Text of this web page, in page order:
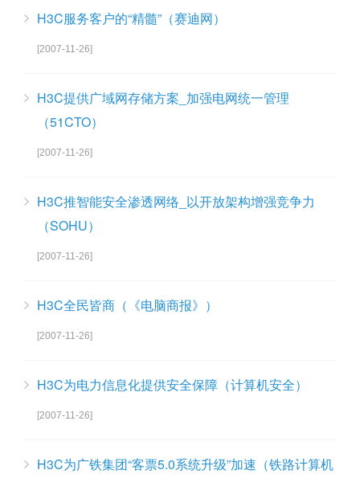
H3C服务客户的“精髓”（赛迪网）
[2007-11-26]
H3C提供广域网存储方案_加强电网统一管理
（51CTO）
[2007-11-26]
H3C推智能安全渗透网络_以开放架构增强竞争力
（SOHU）
[2007-11-26]
H3C全民皆商（《电脑商报》）
[2007-11-26]
H3C为电力信息化提供安全保障（计算机安全）
[2007-11-26]
H3C为广铁集团“客票5.0系统升级”加速（铁路计算机